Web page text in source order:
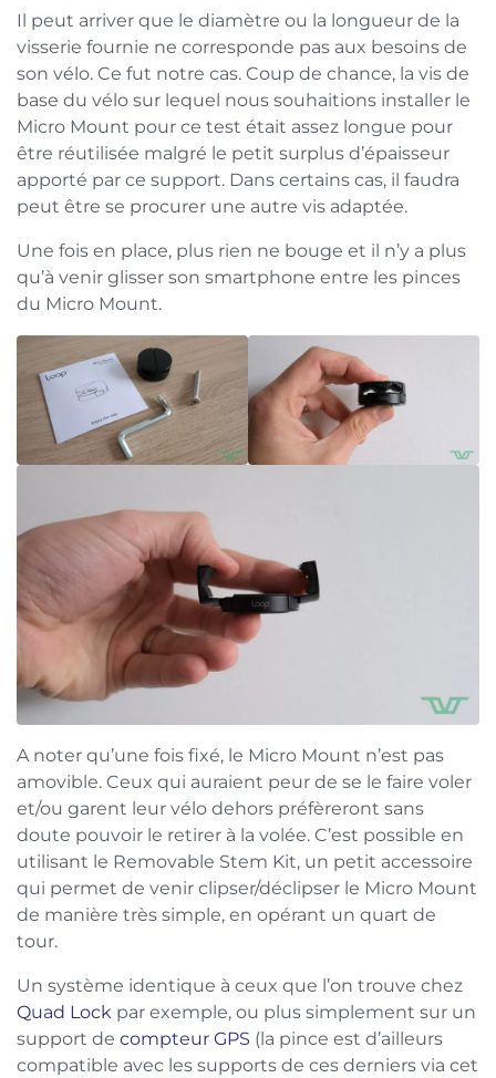
Il peut arriver que le diamètre ou la longueur de la
visserie fournie ne corresponde pas aux besoins de
son vélo. Ce fut notre cas. Coup de chance, la vis de
base du vélo sur lequel nous souhaitions installer le
Micro Mount pour ce test était assez longue pour
être réutilisée malgré le petit surplus d’épaisseur
apporté par ce support. Dans certains cas, il faudra
peut être se procurer une autre vis adaptée.
Une fois en place, plus rien ne bouge et il n’y a plus
qu’à venir glisser son smartphone entre les pinces
du Micro Mount.
A noter qu’une fois fixé, le Micro Mount n’est pas
amovible. Ceux qui auraient peur de se le faire voler
et/ou garent leur vélo dehors préfèreront sans
doute pouvoir le retirer à la volée. C’est possible en
utilisant le Removable Stem Kit, un petit accessoire
qui permet de venir clipser/déclipser le Micro Mount
de manière très simple, en opérant un quart de
tour.
Un système identique à ceux que l’on trouve chez
Quad Lock par exemple, ou plus simplement sur un
support de compteur GPS (la pince est d’ailleurs
compatible avec les supports de ces derniers via cet